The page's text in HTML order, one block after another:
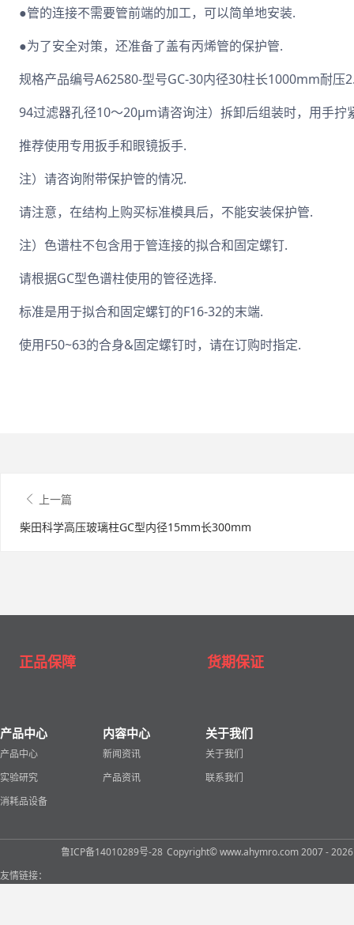
●管的连接不需要管前端的加工，可以简单地安装.
●为了安全对策，还准备了盖有丙烯管的保护管.
规格产品编号A62580-型号GC-30内径30柱长1000mm耐压
94过滤器孔径10～20μm请咨询注）拆卸后组装时，用手拧
推荐使用专用扳手和眼镜扳手.
注）请咨询附带保护管的情况.
请注意，在结构上购买标准模具后，不能安装保护管.
注）色谱柱不包含用于管连接的拟合和固定螺钉.
请根据GC型色谱柱使用的管径选择.
标准是用于拟合和固定螺钉的F16-32的末端.
使用F50~63的合身&固定螺钉时，请在订购时指定.
上一篇
柴田科学高压玻璃柱GC型内径15mm长300mm
正品保障 货期保证
产品中心
产品中心
实验研究
消耗品设备
内容中心
新闻资讯
产品资讯
关于我们
关于我们
联系我们
鲁ICP备14010289号-28 Copyright© www.ahymro.com 2007 - 2026
友情链接：